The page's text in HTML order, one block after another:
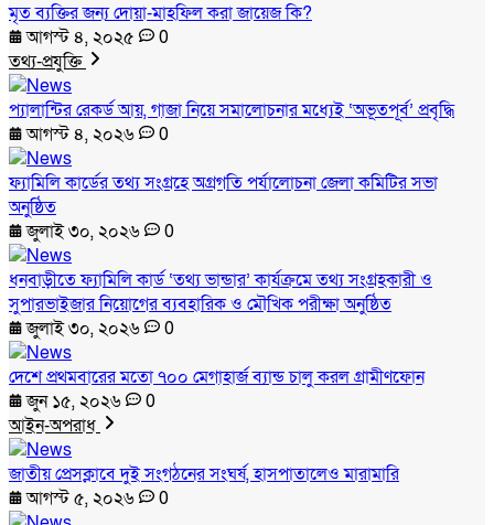
মৃত ব্যক্তির জন্য দোয়া-মাহফিল করা জায়েজ কি?
আগস্ট ৪, ২০২৫
0
তথ্য-প্রযুক্তি
প্যালান্টির রেকর্ড আয়, গাজা নিয়ে সমালোচনার মধ্যেই ‘অভূতপূর্ব’ প্রবৃদ্ধি
আগস্ট ৪, ২০২৬
0
ফ্যামিলি কার্ডের তথ্য সংগ্রহে অগ্রগতি পর্যালোচনা জেলা কমিটির সভা
অনুষ্ঠিত
জুলাই ৩০, ২০২৬
0
ধনবাড়ীতে ফ্যামিলি কার্ড ‘তথ্য ভান্ডার’ কার্যক্রমে তথ্য সংগ্রহকারী ও
সুপারভাইজার নিয়োগের ব্যবহারিক ও মৌখিক পরীক্ষা অনুষ্ঠিত
জুলাই ৩০, ২০২৬
0
দেশে প্রথমবারের মতো ৭০০ মেগাহার্জ ব্যান্ড চালু করল গ্রামীণফোন
জুন ১৫, ২০২৬
0
আইন-অপরাধ
জাতীয় প্রেসক্লাবে দুই সংগঠনের সংঘর্ষ, হাসপাতালেও মারামারি
আগস্ট ৫, ২০২৬
0